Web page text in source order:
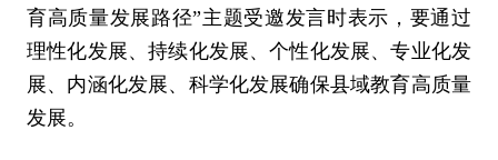
育高质量发展路径”主题受邀发言时表示，要通过
理性化发展、持续化发展、个性化发展、专业化发
展、内涵化发展、科学化发展确保县域教育高质量
发展。